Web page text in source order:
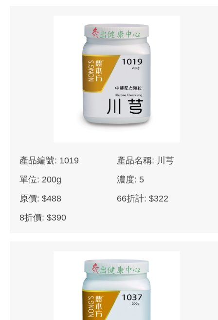
產品編號: 1019
產品名稱: 川芎
單位: 200g
濃度: 5
原價: $488
66折計: $322
8折價: $390